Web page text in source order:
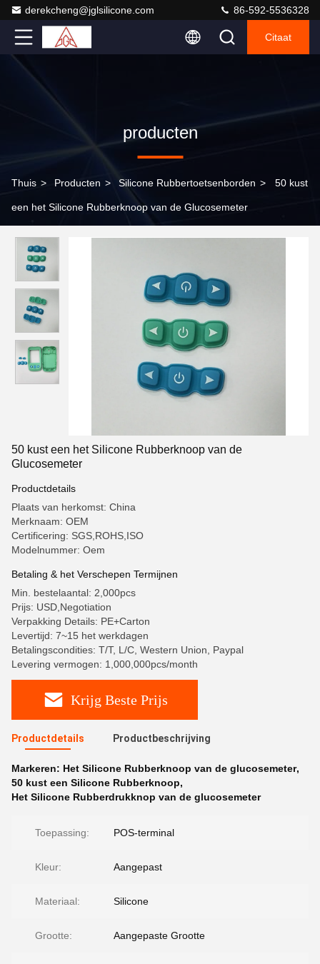
derekcheng@jglsilicone.com 86-592-5536328
Citaat
producten
Thuis > Producten > Silicone Rubbertoetsenborden > 50 kust
een het Silicone Rubberknoop van de Glucosemeter
50 kust een het Silicone Rubberknoop van de
Glucosemeter
Productdetails
Plaats van herkomst: China
Merknaam: OEM
Certificering: SGS,ROHS,ISO
Modelnummer: Oem
Betaling & het Verschepen Termijnen
Min. bestelaantal: 2,000pcs
Prijs: USD,Negotiation
Verpakking Details: PE+Carton
Levertijd: 7~15 het werkdagen
Betalingscondities: T/T, L/C, Western Union, Paypal
Levering vermogen: 1,000,000pcs/month
Krijg Beste Prijs
Productdetails Productbeschrijving
Markeren: Het Silicone Rubberknoop van de glucosemeter,
50 kust een Silicone Rubberknoop,
Het Silicone Rubberdrukknop van de glucosemeter
Toepassing: POS-terminal
Kleur: Aangepast
Materiaal: Silicone
Grootte: Aangepaste Grootte